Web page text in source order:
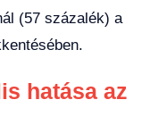
(57 százalék) a
hatása az